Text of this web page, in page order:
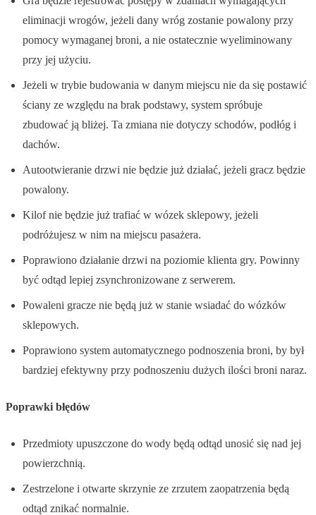
eliminacji wrogów, jeżeli dany wróg zostanie powalony przy
pomocy wymaganej broni, a nie ostatecznie wyeliminowany
przy jej użyciu.
Jeżeli w trybie budowania w danym miejscu nie da się postawić
ściany ze względu na brak podstawy, system spróbuje
zbudować ją bliżej. Ta zmiana nie dotyczy schodów, podłóg i
dachów.
Autootwieranie drzwi nie będzie już działać, jeżeli gracz będzie
powalony.
Kilof nie będzie już trafiać w wózek sklepowy, jeżeli
podróżujesz w nim na miejscu pasażera.
Poprawiono działanie drzwi na poziomie klienta gry. Powinny
być odtąd lepiej zsynchronizowane z serwerem.
Powaleni gracze nie będą już w stanie wsiadać do wózków
sklepowych.
Poprawiono system automatycznego podnoszenia broni, by był
bardziej efektywny przy podnoszeniu dużych ilości broni naraz.
Poprawki błędów
Przedmioty upuszczone do wody będą odtąd unosić się nad jej
powierzchnią.
Zestrzelone i otwarte skrzynie ze zrzutem zaopatrzenia będą
odtąd znikać normalnie.